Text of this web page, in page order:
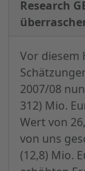
Research
Vor diesem
2007/08
312) Mio.
Wert von
von uns
(12,8) Mio.